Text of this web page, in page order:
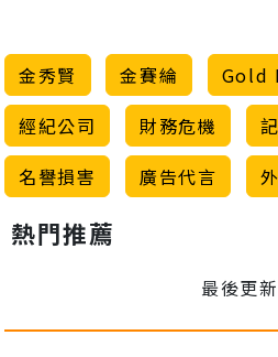
金秀賢 金賽綸
Gold
經紀公司
財務危機
名譽損害
廣告代言
熱門推薦
最後更